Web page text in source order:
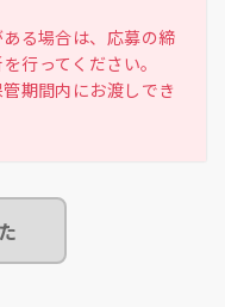
る場合は、応募の締
行ってください。
期間内にお渡しでき